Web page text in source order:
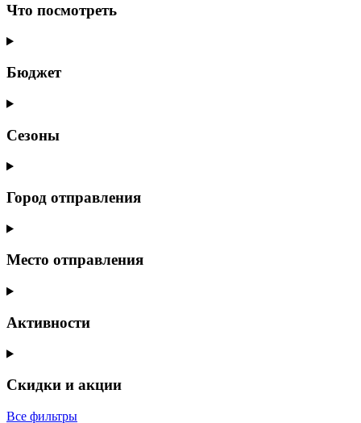
Что посмотреть
Бюджет
Сезоны
Город отправления
Место отправления
Активности
Скидки и акции
Все фильтры